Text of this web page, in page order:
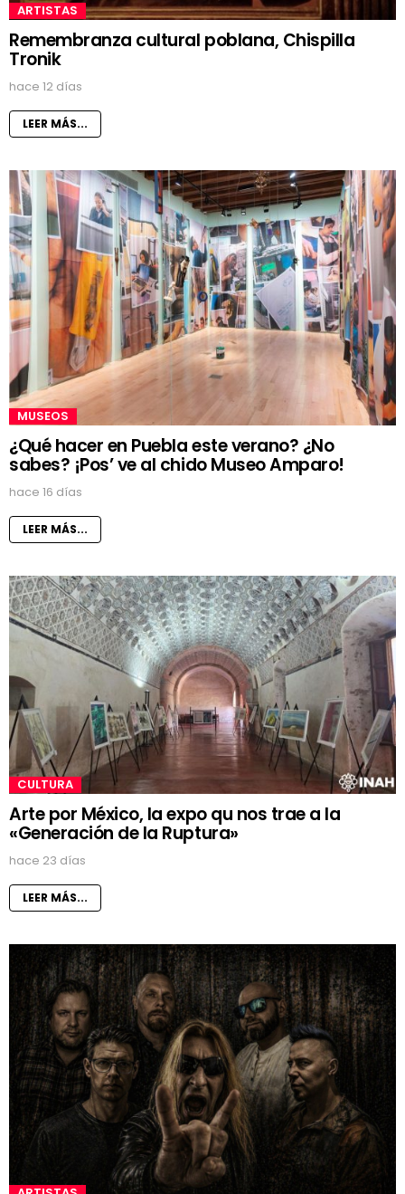
ARTISTAS
Remembranza cultural poblana, Chispilla
Tronik
hace 12 días
LEER MÁS...
MUSEOS
¿Qué hacer en Puebla este verano? ¿No
sabes? ¡Pos’ ve al chido Museo Amparo!
hace 16 días
LEER MÁS...
CULTURA
Arte por México, la expo qu nos trae a la
«Generación de la Ruptura»
hace 23 días
LEER MÁS...